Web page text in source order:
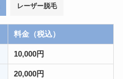
レーザー脱毛
料金（税込）
10,000円
20,000円